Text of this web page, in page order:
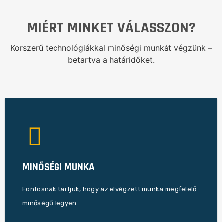
MIÉRT MINKET VÁLASSZON?
Korszerű technológiákkal minőségi munkát végzünk –
betartva a határidőket.
MINŐSÉGI MUNKA
Fontosnak tartjuk, hogy az elvégzett munka megfelelő
minőségű legyen.
A munkánk eredményét egy életen át fogják nézni, lakni a
munkák minősége. A tervezéstől az átadásig rendkívül
sok a munka, de tudjuk, hogy a folyamatos műszaki